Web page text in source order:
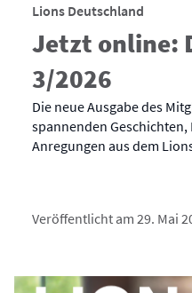
Lions Deutschland
Jetzt online:
3/2026
Die neue Ausgabe des
spannenden
Anregungen aus dem
Veröffentlicht am 29. Mai